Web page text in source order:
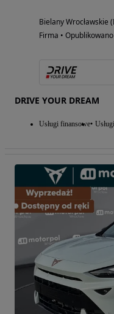
Bielany Wrocławskie
Firma • Opublikowano
DRIVE YOUR DREAM
Usługi finansowe